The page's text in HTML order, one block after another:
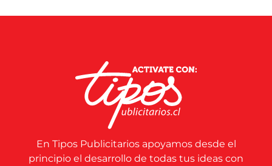
En Tipos Publicitarios apoyamos desde el
principio el desarrollo de todas tus ideas con